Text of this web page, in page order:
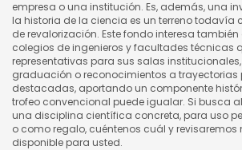
empresa o una institución. Es, además, una
la historia de la ciencia es un terreno todavía
de revalorización. Este fondo interesa
colegios de ingenieros y facultades técnicas
representativas para sus salas
graduación o reconocimientos a trayectorias
destacadas, aportando un componente
trofeo convencional puede igualar. Si busca
una disciplina científica concreta, para uso
o como regalo, cuéntenos cuál y revisaremos
disponible para usted.